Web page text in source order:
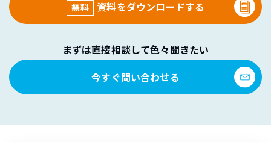
無料 資料をダウンロードする
まずは直接相談して色々聞きたい
今すぐ問い合わせる